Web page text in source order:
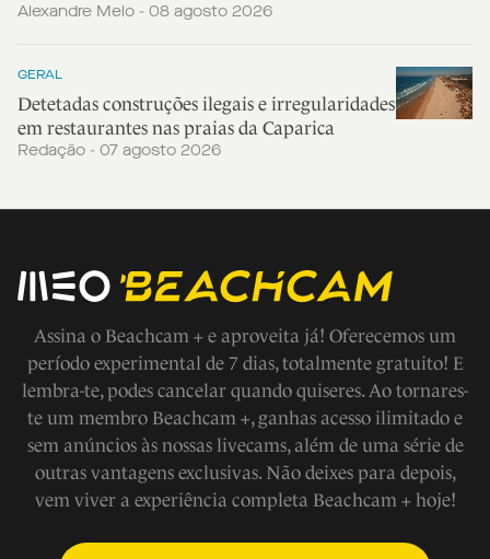
Alexandre Melo - 08 agosto 2026
GERAL
Detetadas construções ilegais e irregularidades
em restaurantes nas praias da Caparica
Redação - 07 agosto 2026
Assina o Beachcam + e aproveita já! Oferecemos um
período experimental de 7 dias, totalmente gratuito! E
lembra-te, podes cancelar quando quiseres. Ao tornares-
te um membro Beachcam +, ganhas acesso ilimitado e
sem anúncios às nossas livecams, além de uma série de
outras vantagens exclusivas. Não deixes para depois,
vem viver a experiência completa Beachcam + hoje!